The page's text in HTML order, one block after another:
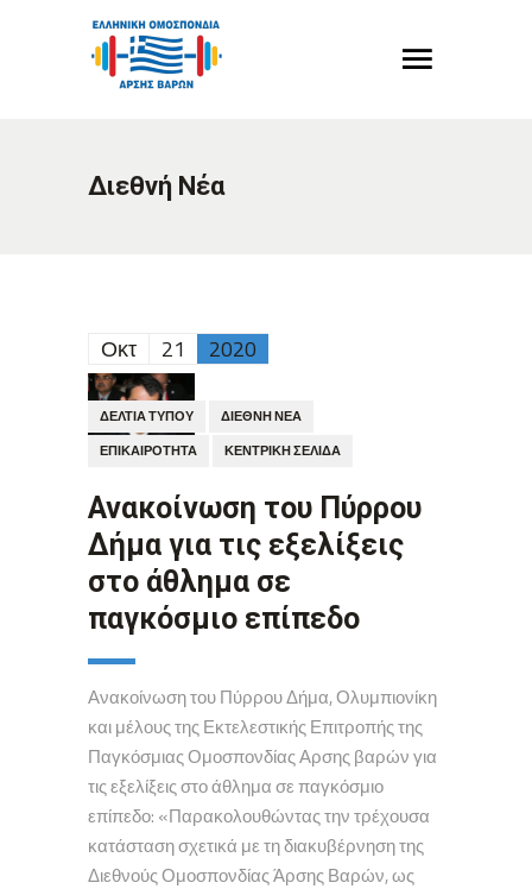
Διεθνή Νέα
Οκτ 21 2020
ΔΕΛΤΊΑ ΤΎΠΟΥ
ΔΙΕΘΝΉ ΝΈΑ
ΕΠΙΚΑΙΡΌΤΗΤΑ
ΚΕΝΤΡΙΚΉ ΣΕΛΊΔΑ
Ανακοίνωση του Πύρρου
Δήμα για τις εξελίξεις
στο άθλημα σε
παγκόσμιο επίπεδο
Ανακοίνωση του Πύρρου Δήμα, Ολυμπιονίκη
και μέλους της Εκτελεστικής Επιτροπής της
Παγκόσμιας Ομοσπονδίας Αρσης βαρών για
τις εξελίξεις στο άθλημα σε παγκόσμιο
επίπεδο: «Παρακολουθώντας την τρέχουσα
κατάσταση σχετικά με τη διακυβέρνηση της
Διεθνούς Ομοσπονδίας Άρσης Βαρών, ως